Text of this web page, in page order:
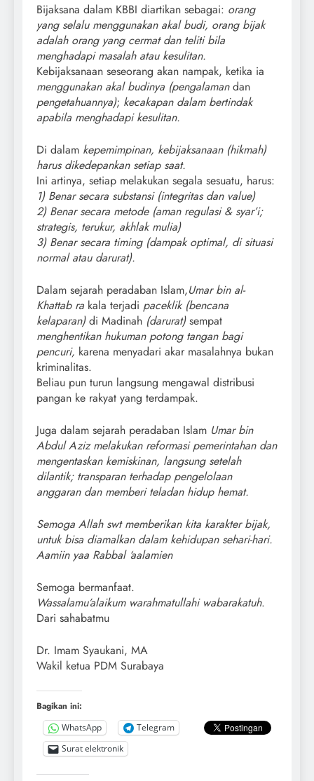
Bijaksana dalam KBBI diartikan sebagai: orang
yang selalu menggunakan akal budi, orang bijak
adalah orang yang cermat dan teliti bila
menghadapi masalah atau kesulitan.
Kebijaksanaan seseorang akan nampak, ketika ia
menggunakan akal budinya (pengalamandan
pengetahuannya); kecakapan dalam bertindak
apabila menghadapi kesulitan.
Di dalam kepemimpinan, kebijaksanaan (hikmah)
harus dikedepankan setiap saat.
Ini artinya, setiap melakukan segala sesuatu, harus:
1) Benar secara substansi (integritas dan value)
2) Benar secara metode (aman regulasi & syar’i;
strategis, terukur, akhlak mulia)
3) Benar secara timing (dampak optimal, di situasi
normal atau darurat).
Dalam sejarah peradaban Islam,Umar bin al-
Khattab ra kala terjadi paceklik (bencana
kelaparan)di Madinah (darurat)sempat
menghentikan hukuman potong tangan bagi
pencuri, karena menyadari akar masalahnya bukan
kriminalitas.
Beliau pun turun langsung mengawal distribusi
pangan ke rakyat yang terdampak.
Juga dalam sejarah peradaban Islam Umar bin
Abdul Aziz melakukan reformasi pemerintahan dan
mengentaskan kemiskinan, langsung setelah
dilantik; transparan terhadap pengelolaan
anggaran dan memberi teladan hidup hemat.
Semoga Allah swt memberikan kita karakter bijak,
untuk bisa diamalkan dalam kehidupan sehari-hari.
Aamiin yaa Rabbal ‘aalamien
Semoga bermanfaat.
Wassalamu’alaikum warahmatullahi wabarakatuh.
Dari sahabatmu
Dr. Imam Syaukani, MA
Wakil ketua PDM Surabaya
Bagikan ini:
WhatsApp
Telegram
Surat elektronik